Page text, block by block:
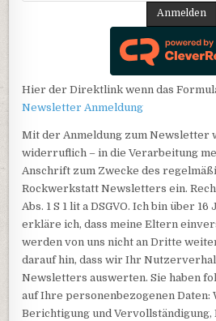
Anmelden
Hier der Direktlink wenn das
Newsletter Anmeldung
Mit der Anmeldung zum Newsletter
widerruflich – in die Verarbeitung
Anschrift zum Zwecke des
Rockwerkstatt Newsletters ein.
Abs. 1 S 1 lit a DSGVO. Ich bin über
erkläre ich, dass meine Eltern
werden von uns nicht an Dritte
darauf hin, dass wir Ihr
Newsletters auswerten. Sie haben
auf Ihre personenbezogenen Daten:
Berichtigung und Vervollständigung,